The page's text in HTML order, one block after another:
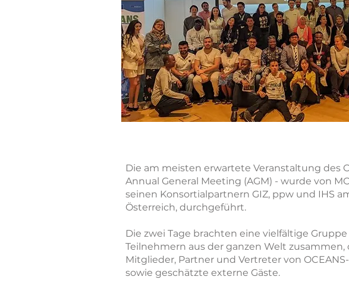
Die am meisten erwartete Veranstaltung des
Annual General Meeting (AGM) - wurde von
seinen Konsortialpartnern GIZ, ppw und IHS
Österreich, durchgeführt.
Die zwei Tage brachten eine vielfältige
Teilnehmern aus der ganzen Welt zusammen,
Mitglieder, Partner und Vertreter von
sowie geschätzte externe Gäste.